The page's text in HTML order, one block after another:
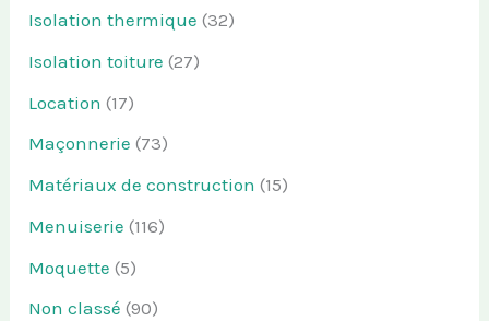
Isolation thermique (32)
Isolation toiture (27)
Location (17)
Maçonnerie (73)
Matériaux de construction (15)
Menuiserie (116)
Moquette (5)
Non classé (90)